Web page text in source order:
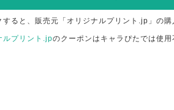
ると、販売元「オリジナルプリント.jp」の購
ルプリント.jpのクーポンはキャラぴたでは使用